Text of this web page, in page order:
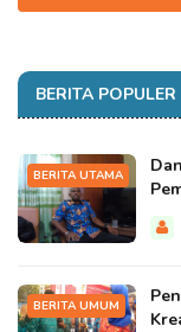
BERITA POPULER
BERITA UTAMA
BERITA UMUM